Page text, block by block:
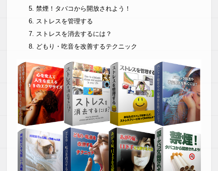
禁煙！タバコから開放されよう！
ストレスを管理する
ストレスを消去するには？
どもり・吃音を改善するテクニック